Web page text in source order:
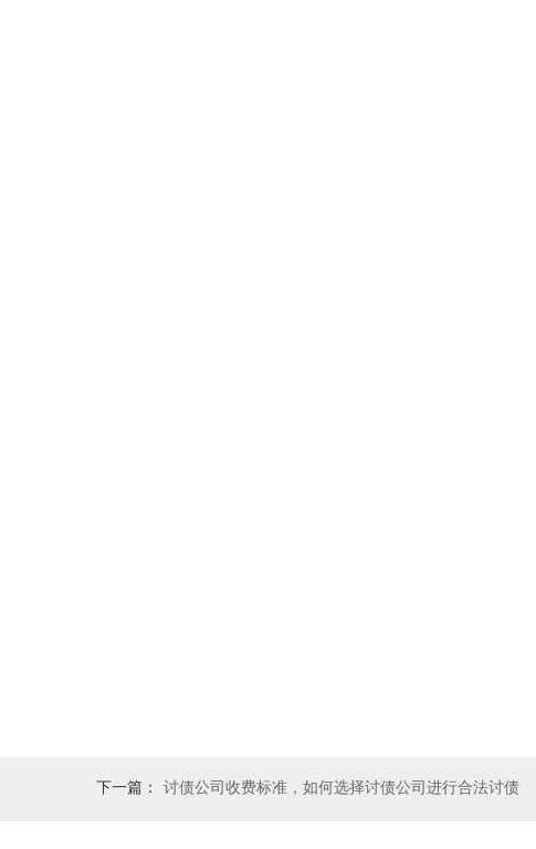
下一篇： 讨债公司收费标准，如何选择讨债公司进行合法讨债